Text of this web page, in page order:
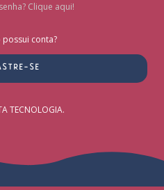
Clique aqui!
conta?
S T R E - S E
TECNOLOGIA.